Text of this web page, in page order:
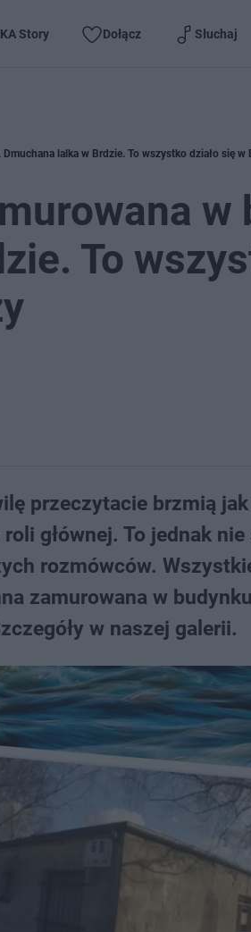
Story Dołącz Słuchaj
lalka w Brdzie. To wszystko działo się w
w
To
przeczytacie brzmią
roli głównej. To jednak
rozmówców.
zamurowana w
w naszej galerii.